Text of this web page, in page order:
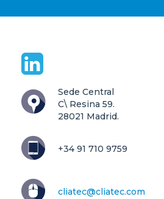
28021 Madrid.